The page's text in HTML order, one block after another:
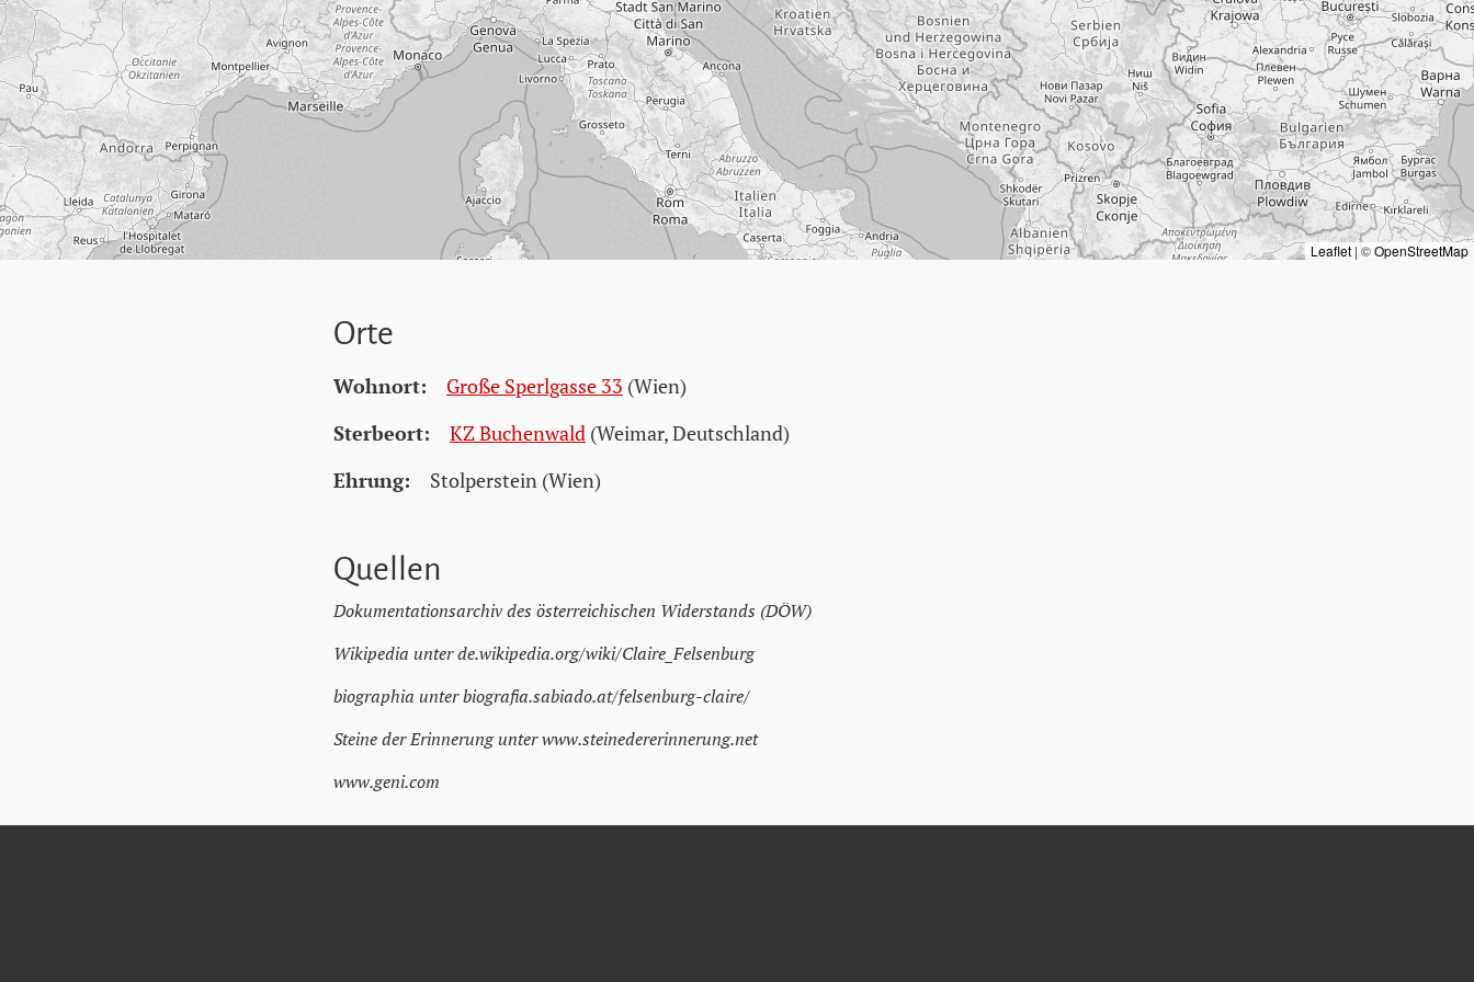
Leaflet | ©OpenStreetMap
Orte
Wohnort: Große Sperlgasse 33 (Wien)
Sterbeort:
KZ Buchenwald (Weimar, Deutschland)
Ehrung:
Stolperstein (Wien)
Quellen
Dokumentationsarchiv des österreichischen Widerstands (DÖW)
Wikipedia unter de.wikipedia.org/wiki/Claire_Felsenburg
biographia unter biografia.sabiado.at/felsenburg-claire/
Steine der Erinnerung unter www.steinedererinnerung.net
www.geni.com